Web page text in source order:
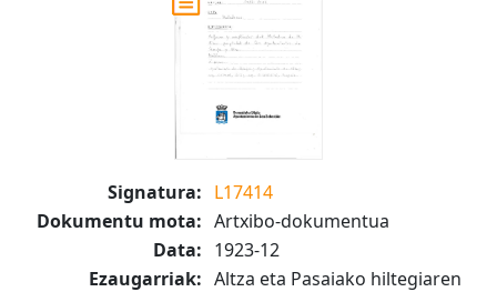
Signatura: L17414
Dokumentu mota: Artxibo-dokumentua
Data: 1923-12
Ezaugarriak: Altza eta Pasaiako hiltegiaren